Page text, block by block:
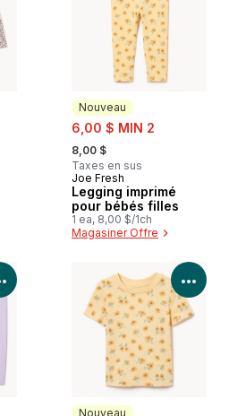
Nouveau
sale:
6,00 $ MIN 2
, formerly:
8,00 $
Taxes en sus
Nouveau
Joe Fresh
Legging imprimé
pour bébés filles
1 ea, 8,00 $/1ch
Magasiner Offre
Voir les détails du produit
Nouveau
Voir